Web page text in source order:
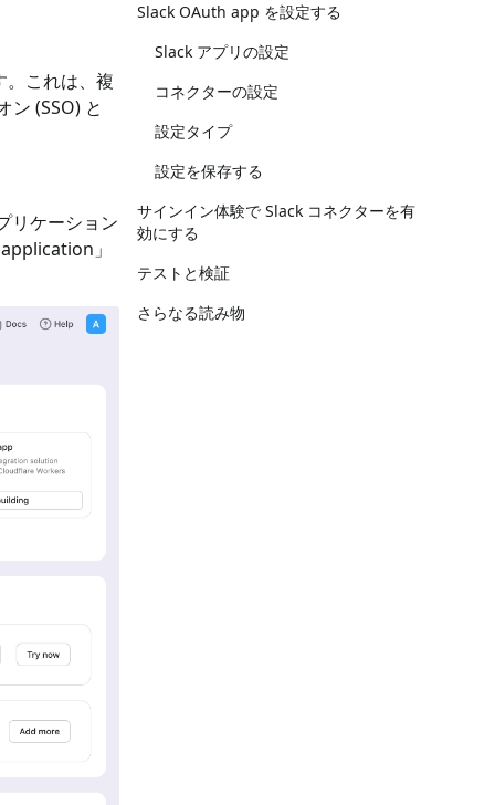
これは、複
(SSO) と
リケーション
」
Slack OAuth app を設定する
Slack アプリの設定
コネクターの設定
設定タイプ
設定を保存する
サインイン体験で Slack コネクターを有
効にする
テストと検証
さらなる読み物